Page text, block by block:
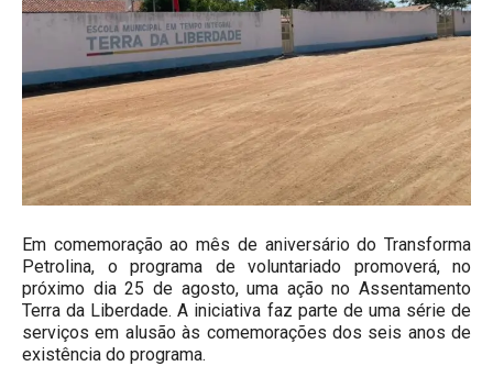
Em comemoração ao mês de aniversário do Transforma
Petrolina, o programa de voluntariado promoverá, no
próximo dia 25 de agosto, uma ação no Assentamento
Terra da Liberdade. A iniciativa faz parte de uma série de
serviços em alusão às comemorações dos seis anos de
existência do programa.